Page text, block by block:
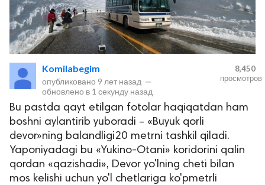
Komilabegim
опубликовано 9 лет назад —
обновлено в 1 секунду назад
8,450
просмотров
Bu pastda qayt etilgan fotolar haqiqatdan ham
boshni aylantirib yuboradi – «Buyuk qorli
devor»ning balandligi20 metrni tashkil qiladi.
Yaponiyadagi bu «Yukino-Otani» koridorini qalin
qordan «qazishadi», Devor yo'lning cheti bilan
mos kelishi uchun yo'l chetlariga ko'pmetrli